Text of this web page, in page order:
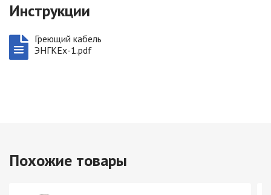
Инструкции
Греющий кабель
ЭНГКЕх-1.pdf
Похожие товары